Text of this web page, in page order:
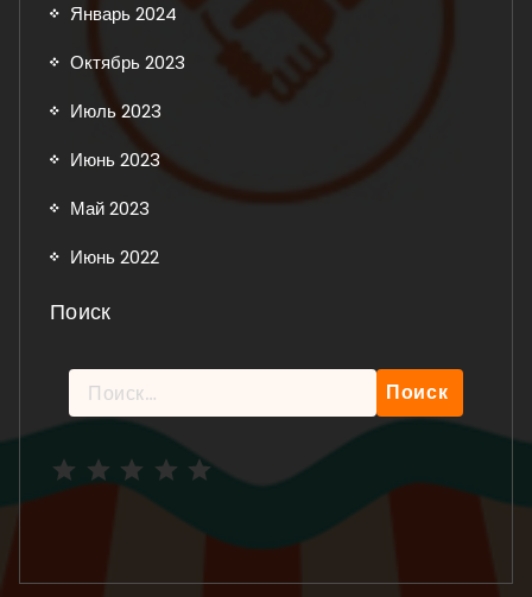
Январь 2024
Октябрь 2023
Июль 2023
Июнь 2023
Май 2023
Июнь 2022
Поиск
Найти: